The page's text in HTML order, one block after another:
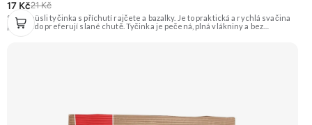
17 Kč21 Kč
Slaná müsli tyčinka s příchutí rajčete a bazalky. Je to praktická a rychlá svačina
pro ty, kdo preferují slané chutě. Tyčinka je pečená, plná vlákniny a bez